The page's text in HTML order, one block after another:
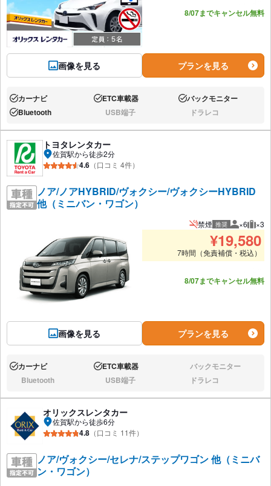
画像を見る
8/07までキャンセル無料
プランを見る
あり:カーナビ あり:ETC車載器 あり:バックモニター
あり:Bluetooth なし:USB端子 なし:ドラレコ
トヨタレンタカー
佐賀駅から徒歩2分
4.6 （口コミ 4件）
ノア/ノアHYBRID/ヴォクシー/ヴォクシーHYBRID
他（ミニバン・ワゴン）
画像を見る
禁煙 推奨 推奨人数
×6 推
×3
¥19,580
7時間（免責補償・税込）
8/07までキャンセル無料
プランを見る
あり:カーナビ あり:ETC車載器 なし:バックモニター
なし:Bluetooth なし:USB端子 なし:ドラレコ
オリックスレンタカー
佐賀駅から徒歩6分
4.8 （口コミ 11件）
ノア/ヴォクシー/セレナ/ステップワゴン 他（ミニバ
ン・ワゴン）